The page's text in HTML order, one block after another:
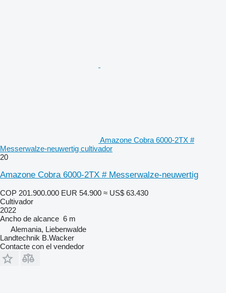
Amazone Cobra 6000-2TX #
Messerwalze-neuwertig cultivador
20
Amazone Cobra 6000-2TX # Messerwalze-neuwertig
COP 201.900.000 EUR 54.900 ≈ US$ 63.430
Cultivador
2022
Ancho de alcance 6 m
Alemania, Liebenwalde
Landtechnik B.Wacker
Contacte con el vendedor